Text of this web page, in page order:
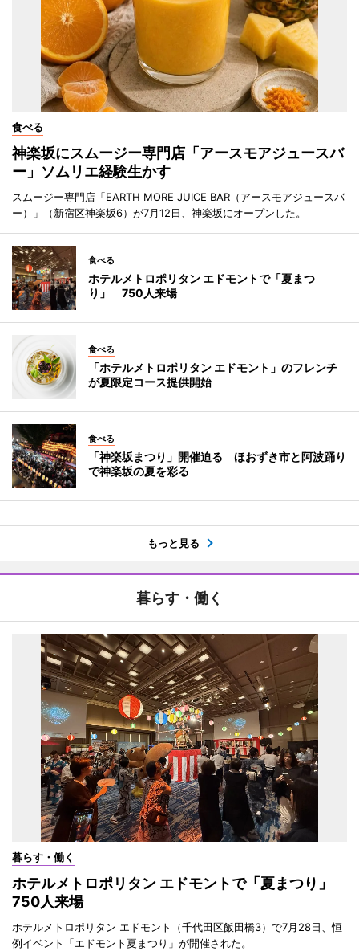
食べる
神楽坂にスムージー専門店「アースモアジュースバ
ー」ソムリエ経験生かす
スムージー専門店「EARTH MORE JUICE BAR（アースモアジュースバ
ー）」（新宿区神楽坂6）が7月12日、神楽坂にオープンした。
食べる
ホテルメトロポリタン エドモントで「夏まつ
り」 750人来場
食べる
「ホテルメトロポリタン エドモント」のフレンチ
が夏限定コース提供開始
食べる
「神楽坂まつり」開催迫る ほおずき市と阿波踊り
で神楽坂の夏を彩る
もっと見る
暮らす・働く
暮らす・働く
ホテルメトロポリタン エドモントで「夏まつり」
750人来場
ホテルメトロポリタン エドモント（千代田区飯田橋3）で7月28日、恒
例イベント「エドモント夏まつり」が開催された。